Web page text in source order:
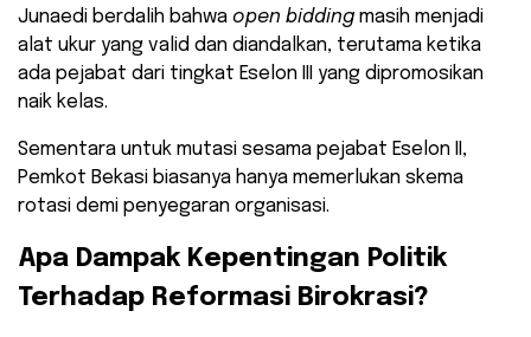
​Junaedi berdalih bahwa open bidding masih menjadi
alat ukur yang valid dan diandalkan, terutama ketika
ada pejabat dari tingkat Eselon III yang dipromosikan
naik kelas.
Sementara untuk mutasi sesama pejabat Eselon II,
Pemkot Bekasi biasanya hanya memerlukan skema
rotasi demi penyegaran organisasi.
​Apa Dampak Kepentingan Politik
Terhadap Reformasi Birokrasi?